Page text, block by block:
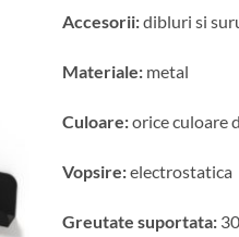
Accesorii:dibluri si
Materiale: metal
Culoare:orice culoare
Vopsire:electrostatica
Greutate suportata: